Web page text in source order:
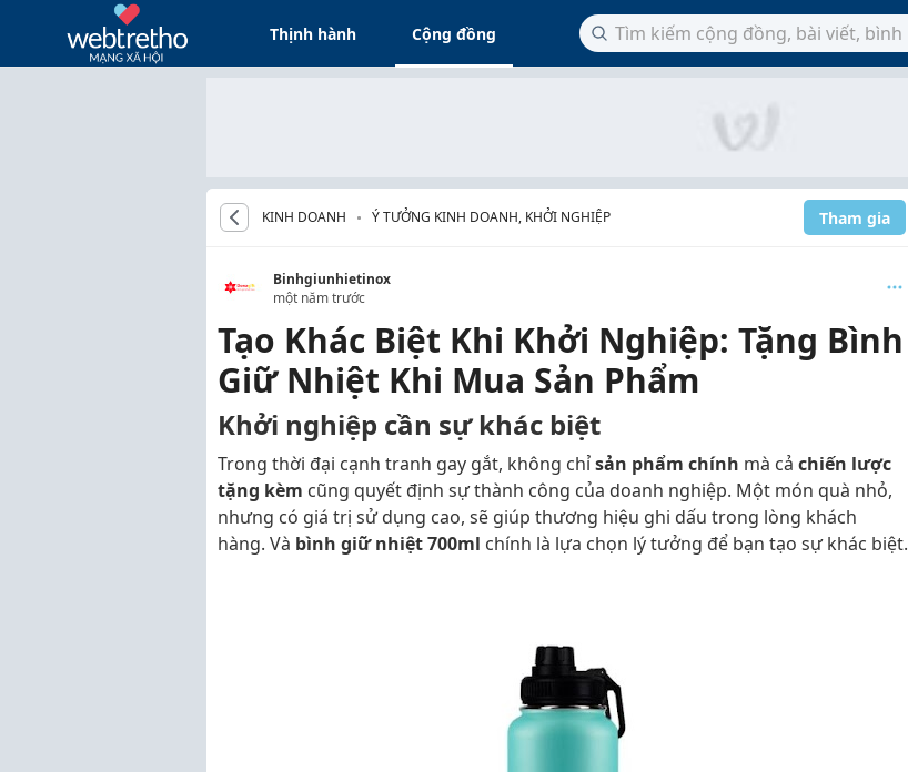
Thịnh hành Cộng đồng
KINH DOANH Ý TƯỞNG KINH DOANH, KHỞI NGHIỆP Tham gia
Binhgiunhietinox
một năm trước
Tạo Khác Biệt Khi Khởi Nghiệp: Tặng Bình
Giữ Nhiệt Khi Mua Sản Phẩm
Khởi nghiệp cần sự khác biệt
Trong thời đại cạnh tranh gay gắt, không chỉsản phẩm chính mà cả chiến lược
tặng kèm cũng quyết định sự thành công của doanh nghiệp. Một món quà nhỏ,
nhưng có giá trị sử dụng cao, sẽ giúp thương hiệu ghi dấu trong lòng khách
hàng. Và bình giữ nhiệt 700ml chính là lựa chọn lý tưởng để bạn tạo sự khác biệt.